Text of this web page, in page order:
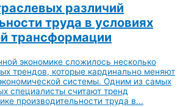
различий
труда в условиях
трансформации
экономике сложилось несколько
трендов, которые кардинально меняют
системы. Одним из самых
специалисты считают тренд
производительности труда в...